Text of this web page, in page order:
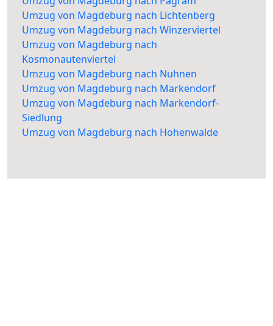
Umzug von Magdeburg nach Lichtenberg
Umzug von Magdeburg nach Winzerviertel
Umzug von Magdeburg nach
Kosmonautenviertel
Umzug von Magdeburg nach Nuhnen
Umzug von Magdeburg nach Markendorf
Umzug von Magdeburg nach Markendorf-
Siedlung
Umzug von Magdeburg nach Hohenwalde